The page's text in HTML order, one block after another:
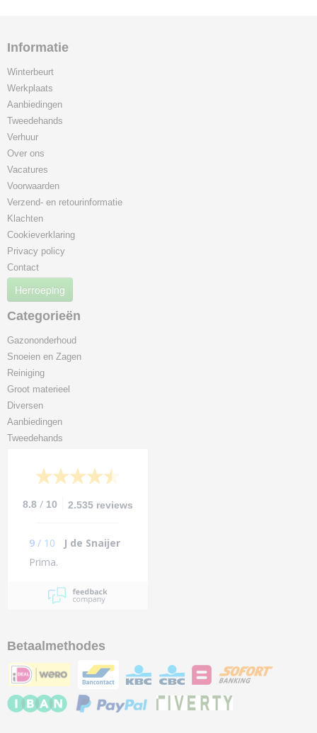
Informatie
Winterbeurt
Werkplaats
Aanbiedingen
Tweedehands
Verhuur
Over ons
Vacatures
Voorwaarden
Verzend- en retourinformatie
Klachten
Cookieverklaring
Privacy policy
Contact
Herroeping
Categorieën
Gazononderhoud
Snoeien en Zagen
Reiniging
Groot materieel
Diversen
Aanbiedingen
Tweedehands
8.8 / 10 2.535 reviews
9 / 10
J de Snaijer
Prima.
Betaalmethodes